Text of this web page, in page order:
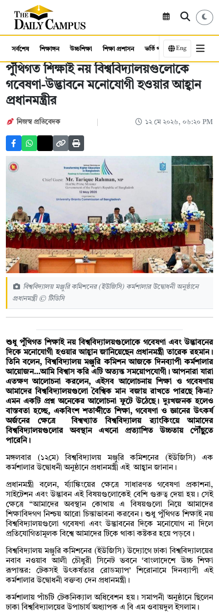
সর্বশেষ শিক্ষাঙ্গন উচ্চশিক্ষা শিক্ষা প্রশাসন ভর্তি পরীক্ষা কর্মসংস্থান
Eng
পুঁথিগত শিক্ষাই নয় বিশ্ববিদ্যালয়গুলোকে
গবেষণা-উদ্ভাবনে মনোযোগী হওয়ার আহ্বান
প্রধানমন্ত্রীর
নিজস্ব প্রতিবেদক ১২ মে ২০২৬, ০৬:২০ PM
বিশ্ববিদ্যালয় মঞ্জুরি কমিশনের (ইউজিসি) কর্মশালার উদ্বোধনী অনুষ্ঠানে
প্রধানমন্ত্রী © টিডিসি
শুধু পুঁথিগত শিক্ষাই নয় বিশ্ববিদ্যালয়গুলোকে গবেষণা এবং উদ্ভাবনের
দিকে মনোযোগী হওয়ার আহ্বান জানিয়েছেন প্রধানমন্ত্রী তারেক রহমান।
তিনি বলেন, বিশ্ববিদ্যালয় মঞ্জুরি কমিশন আজকে দিনব্যাপী কর্মশালার
আয়োজন…আমি বিশ্বাস করি এটি অত্যন্ত সময়োপযোগী। আপনারা যারা
এতক্ষণ আলোচনা করলেন, এইসব আলোচনায় শিক্ষা ও গবেষণায়
আমাদের বিশ্ববিদ্যালয়গুলো বৈশ্বিক মান বজায় রাখতে পারছে কিনা?
এমন একটি প্রশ্ন অনেকের আলোচনা ফুটে উঠেছে। দুঃখজনক হলেও
বাস্তবতা হচ্ছে, একবিংশ শতাব্দীতে শিক্ষা, গবেষণা ও জ্ঞানের উৎকর্ষ
অর্জনের ক্ষেত্রে বিশ্বখ্যাত বিশ্ববিদ্যালয় র‌্যাংকিংয়ে আমাদের
বিশ্ববিদ্যালয়গুলোর অবস্থান এখনো প্রত্যাশিত উচ্চতায় পৌঁছুতে
পারেনি।
মঙ্গলবার (১২মে) বিশ্ববিদ্যালয় মঞ্জুরি কমিশনের (ইউজিসি) এক
কর্মশালার উদ্বোধনী অনুষ্ঠানে প্রধানমন্ত্রী এই আহ্বান জানান।
প্রধানমন্ত্রী বলেন, র্য্যাঙ্কিংয়ের ক্ষেত্রে সাধারণত গবেষণা প্রকাশনা,
সাইটেশন এবং উদ্ভাবন এই বিষয়গুলোকেই বেশি গুরুত্ব দেয়া হয়। সেই
ক্ষেত্রে “আমাদের অবস্থান কোথায় এ বিষয়গুলো নিয়ে আমাদের
শিক্ষাবিদগণ নিশ্চয় আরো চিন্তাভাবনা করবেন। শুধু পুঁথিগত শিক্ষাই নয়
বিশ্ববিদ্যালয়গুলো গবেষণা এবং উদ্ভাবনের দিকে মনোযোগ না দিলে
প্রতিযোগিতামূলক বিশ্বে আমাদের টিকে থাকা কষ্টকর হয়ে পড়বে।
বিশ্ববিদ্যালয় মঞ্জুরি কমিশনের (ইউজিসি) উদ্যোগে ঢাকা বিশ্ববিদ্যালয়ের
নবাব নওয়াব আলী চৌধুরী সিনেট ভবনে ‘বাংলাদেশে উচ্চ শিক্ষা
রূপান্তর: টেকসই উৎকর্ষতার রোডম্যাপ’ শিরোনামে দিনব্যাপী এই
কর্মশালার উদ্বোধনী বক্তব্য দেন প্রধানমন্ত্রী।
কর্মশালায় পাঁচটি টেকনিক্যাল অধিবেশন হয়। সমাপনী অনুষ্ঠানে ছিলেন
ঢাকা বিশ্ববিদ্যালয়ের উপাচার্য অধ্যাপক এ বি এম ওবায়দুল ইসলাম।